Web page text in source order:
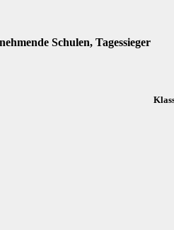
Schulen, Tagessieger